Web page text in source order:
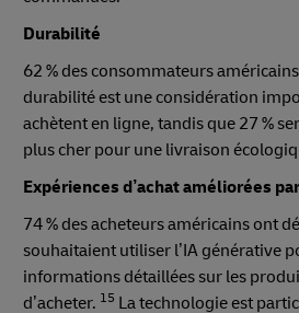
Durabilité
62 % des consommateurs
durabilité est une considération
achètent en ligne, tandis que 27 %
plus cher pour une livraison
Expériences d’achat améliorées
74 % des acheteurs américains ont
souhaitaient utiliser l’IA générative
informations détaillées sur les
d’acheter. 15 La technologie est